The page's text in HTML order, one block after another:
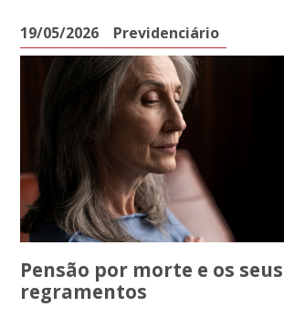
19/05/2026 Previdenciário
Pensão por morte e os
regramentos